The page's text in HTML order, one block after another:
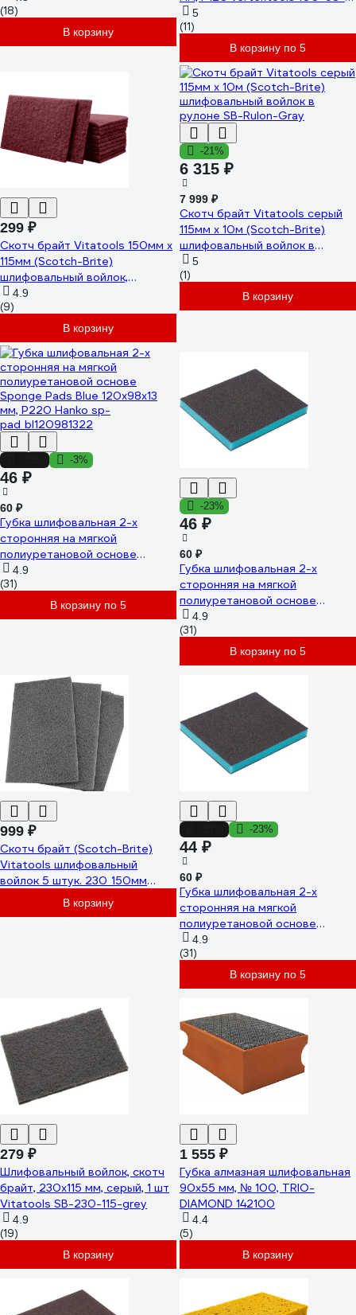
(18)
В корзину
120
5
(11)
В корзину по 5
299 ₽
Скотч брайт Vitatools 150мм х
115мм (Scotch-Brite)
шлифовальный войлок,
красный SB-150*115-red
4.9
(9)
В корзину
-21%
6 315 ₽
7 999 ₽
Скотч брайт Vitatools серый
115мм х 10м (Scotch-Brite)
шлифовальный войлок в
рулоне SB-Rulon-Gray
5
(1)
В корзину
-3%
46 ₽
60 ₽
Губка шлифовальная 2-х
сторонняя на мягкой
полиуретановой основе
Sponge Pads Blue 120x98x13
мм, P220 Hanko sp-
pad_bl120981322
4.9
(31)
В корзину по 5
-23%
46 ₽
60 ₽
Губка шлифовальная 2-х
сторонняя на мягкой
полиуретановой основе
Sponge Pads Blue 120x98x13
мм, P180 Hanko sp-
pad_bl120981318
4.9
(31)
В корзину по 5
999 ₽
Скотч брайт (Scotch-Brite)
Vitatools шлифовальный
войлок 5 штук. 230_150мм
Серый SB-230-150-grey-5sht
В корзину
-23%
44 ₽
60 ₽
Губка шлифовальная 2-х
сторонняя на мягкой
полиуретановой основе
Sponge Pads Blue 120x98x13
мм, P80 Hanko sp-
pad_bl12098138
4.9
(31)
В корзину по 5
279 ₽
Шлифовальный войлок, скотч
брайт, 230х115 мм, серый, 1 шт
Vitatools SB-230-115-grey
4.9
(19)
В корзину
1 555 ₽
Губка алмазная шлифовальная
90x55 мм, № 100, TRIO-
DIAMOND 142100
4.4
(5)
В корзину